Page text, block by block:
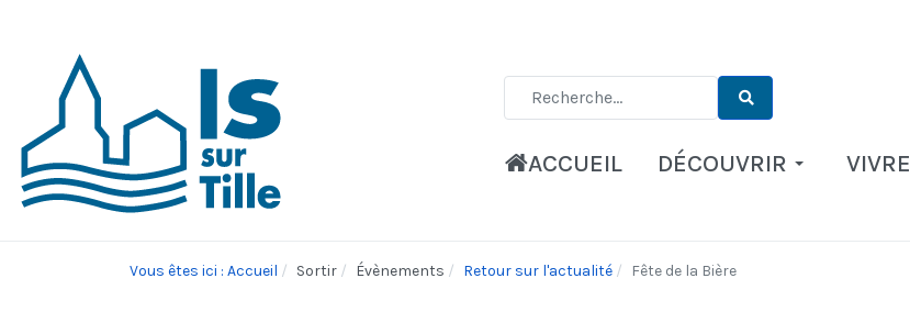
ACCUEIL DÉCOUVRIR VIVRE
Vous êtes ici : Accueil Sortir Évènements Retour sur l'actualité Fête de la Bière